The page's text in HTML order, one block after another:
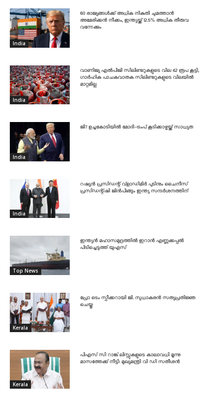
India
60 രാജ്യങ്ങൾക്ക് അധിക നികുതി ചുമത്താൻ
അമേരിക്കൻ നീക്കം, ഇന്ത്യയ്ക്ക് 12.5% അധിക തീരുവ
വന്നേക്കും
India
വാണിജ്യ എൽപിജി സിലിണ്ടറുകളുടെ വില 42 രൂപ കൂട്ടി,
ഗാർഹിക പാചകവാതക സിലിണ്ടറുകളുടെ വിലയിൽ
മാറ്റമില്ല
India
ജി7 ഉച്ചകോടിയിൽ മോദി-ട്രംപ് കൂടിക്കാഴ്ചയ്ക്ക് സാധ്യത
India
റഷ്യൻ പ്രസിഡന്റ് വ്‌ളാഡിമിർ പുടിനും ചൈനീസ്
പ്രസിഡന്റ്ഷി ജിൻപിങ്ങും ഇന്ത്യ സന്ദർശനത്തിന്
Top News
ഇന്ത്യൻ മഹാസമുദ്രത്തിൽ ഇറാൻ എണ്ണക്കപ്പൽ
പിടിച്ചെടുത്ത് യുഎസ്
Kerala
പ്രോ ടെം സ്പീക്കറായി ജി. സുധാകരൻ സത്യപ്രതിജ്ഞ
ചെയ്തു
Kerala
പിഎസ് സി റാങ്ക് ലിസ്റ്റുകളുടെ കാലാവധി മൂന്നു
മാസത്തേക്ക് നീട്ടി: മുഖ്യമന്ത്രി വി ഡി സതീശൻ